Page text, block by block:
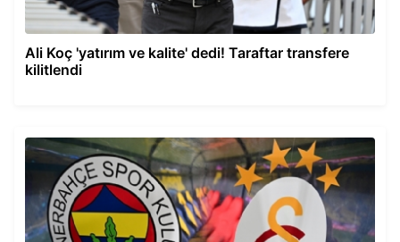
Ali Koç 'yatırım ve kalite' dedi! Taraftar transfere
kilitlendi